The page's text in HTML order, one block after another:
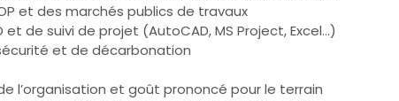
et des marchés publics de travaux
de suivi de projet (AutoCAD, MS Project, Excel…)
et de décarbonation
l’organisation et goût prononcé pour le terrain